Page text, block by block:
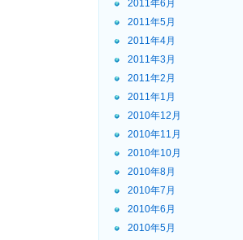
2011年6月
2011年5月
2011年4月
2011年3月
2011年2月
2011年1月
2010年12月
2010年11月
2010年10月
2010年8月
2010年7月
2010年6月
2010年5月